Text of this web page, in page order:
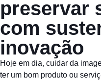
preservar
com
inovação
Hoje em dia, cuidar da
ter um bom produto ou